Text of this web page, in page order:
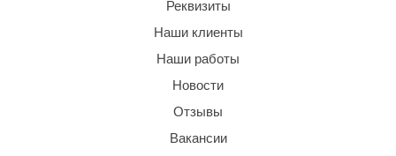
Реквизиты
Наши клиенты
Наши работы
Новости
Отзывы
Вакансии